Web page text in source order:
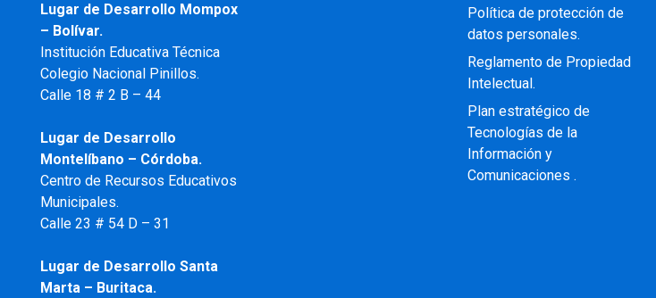
Lugar de Desarrollo Mompox
– Bolívar.
Institución Educativa Técnica
Colegio Nacional Pinillos.
Calle 18 # 2 B – 44
Lugar de Desarrollo
Montelíbano – Córdoba.
Centro de Recursos Educativos
Municipales.
Calle 23 # 54 D – 31
Lugar de Desarrollo Santa
Marta – Buritaca.
Política de protección de
datos personales.
Reglamento de Propiedad
Intelectual .
Plan estratégico de
Tecnologías de la
Información y
Comunicaciones .